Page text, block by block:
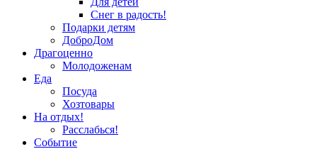
Снег в радость!
Подарки детям
ДоброДом
Драгоценно
Молодоженам
Еда
Посуда
Хозтовары
На отдых!
Расслабься!
Событие